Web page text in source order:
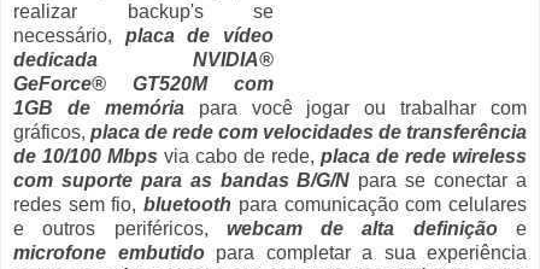
realizar backup's se
necessário, placa de vídeo
dedicada NVIDIA®
GeForce® GT520M com
1GB de memória para você jogar ou trabalhar com
gráficos, placa de rede com velocidades de transferência
de 10/100 Mbps via cabo de rede, placa de rede wireless
com suporte para as bandasB/G/N para se conectar a
redes sem fio,bluetooth para comunicação com celulares
e outros periféricos, webcam de alta definiçãoe
microfone embutidopara completar a sua experiência